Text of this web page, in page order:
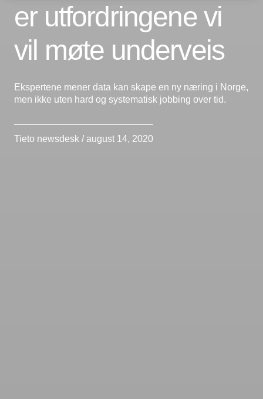
er utfordringene vi
vil møte underveis
Ekspertene mener data kan skape en ny næring i Norge,
men ikke uten hard og systematisk jobbing over tid.
Tieto newsdesk / august 14, 2020